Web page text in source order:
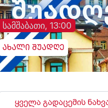
სამშაბათი, 13:00
ახალი შუადღე
ყველა გადაცემის